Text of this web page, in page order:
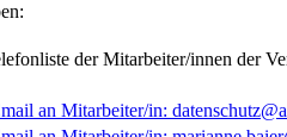
der Mitarbeiter/innen der